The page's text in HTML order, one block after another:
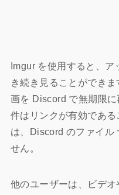
Imgur を使用すると、ア
き続き見ることができ
画を Discord で無期限
件はリンクが有効であ
は、Discord のファイル
せん。
他のユーザーは、ビデ